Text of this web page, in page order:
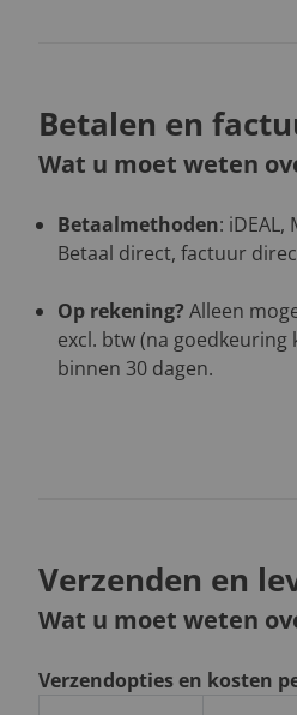
Betalen en
Wat u moet weten
Betaalmethoden:
Betaal direct, factuur
Op rekening? Alleen
excl. btw (na
binnen 30 dagen.
Verzenden en
Wat u moet weten
Verzendopties en kosten